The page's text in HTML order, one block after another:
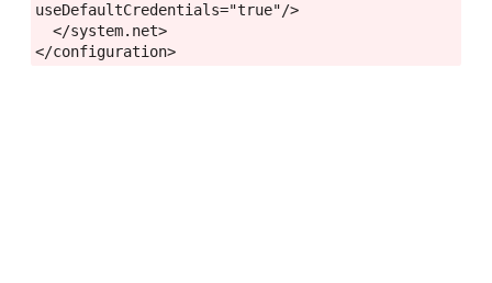
useDefaultCredentials="true"/>
</system.net>
</configuration>